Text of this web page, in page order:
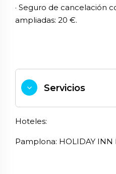
· Seguro de cancelación
ampliadas: 20 €.
Servicios
Hoteles:
Pamplona: HOLIDAY INN